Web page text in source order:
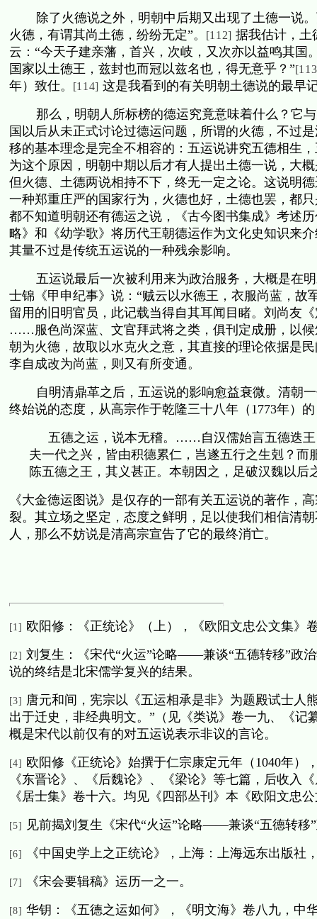
除了火德说之外，明朝中后期又出现了土德一说
火德，有谓其尚土德，纷纷无定”。
[112] 据我估计，土
云：“今天子建亲藩，首兴，次岐，又次亦以益鸣其
国家以土德王，兹封也而冠以兹名也，得无意乎？”
年）致仕。 [114] 这是我看到的有关明朝土德说的最早
那么，明朝人所标榜的德运究竟意味着什么？它
国以后从未正式讨论过德运问题，所谓的火德，不过
移的基本理念是完全不相容的：五运说讲究五德相生
为这个原因，明朝中期以后才有人提出土德一说，大
但火德、土德两说相持不下，终无一定之论。这说明
一种郑重庄严的国家行为，火德也好，土德也罢，都
都不知道明朝还有德运之说，《古今图书集成》考述
略》和《幼学歌》将历代王朝德运作为文化史知识来
其量不过是传统五运说的一种残余影响。
五运说最后一次被利用来为政治服务，大概是在
士锦《甲申纪事》说：“贼云以水德王，衣服尚蓝，故
留用的旧明官员，此记载当得自其耳闻目睹。刘尚友
……服色尚深蓝、文官拜武将之类，俱刊定成册，以候
朝为火德，故取以水克火之意，其直接的理论依据是
李自成改为尚蓝，则又有所变通。
自明清鼎革之后，五运说的影响愈益衰微。清朝
终始说的态度，从高宗作于乾隆三十八年（ 1773年）
五德之运，说本无稽。……自汉儒始言五德迭
夫一代之兴，皆由积德累仁，岂遂五行之生剋？
陈五德之王，其义甚正。本朝因之，足破汉魏以后
《大金德运图说》是仅存的一部有关五运说的著作，
裂。其立场之坚定，态度之鲜明，足以使我们相信清
人，那么不妨说是清高宗宣告了它的最终消亡。
[1] 欧阳修：《正统论》（上），《欧阳文忠公文集》
[2] 刘复生：《宋代“火运”论略——兼谈“五德转移”政
说的终结是北宋儒学复兴的结果。
[3] 唐元和间，宪宗以《五运相承是非》为题殿试士人
出于迁史，非经典明文。”（见《类说》卷一九、《
概是宋代以前仅有的对五运说表示非议的言论。
[4] 欧阳修《正统论》始撰于仁宗康定元年（ 1040年）
《东晋论》、《后魏论》、《梁论》等七篇，后收入
《居士集》卷十六。均见《四部丛刊》本《欧阳文忠
[5] 见前揭刘复生《宋代“火运”论略——兼谈“五德转移
[6] 《中国史学上之正统论》，上海：上海远东出版社
[7] 《宋会要辑稿》运历一之一。
[8] 华钥：《五德之运如何》，《明文海》卷八九，中